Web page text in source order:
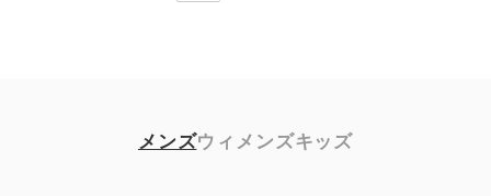
メンズウィメンズキッズ